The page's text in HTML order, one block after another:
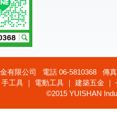
有限公司 電話 06-5810368 傳
工具 ｜ 電動工具 ｜ 建築五金
©2015 YUISHAN